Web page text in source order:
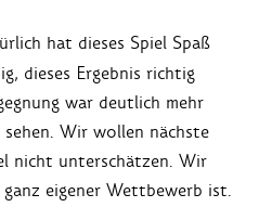
hat dieses Spiel Spaß
dieses Ergebnis richtig
war deutlich mehr
Wir wollen nächste
nicht unterschätzen. Wir
eigener Wettbewerb ist.